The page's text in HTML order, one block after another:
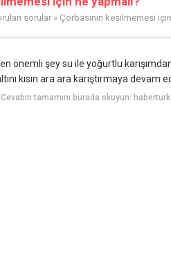
sorular » Çorbasının kesilmemesi
önemli şey su ile yoğurtlu
kısın ara ara karıştırmaya devam
Cevabın tamamını burada okuyun: